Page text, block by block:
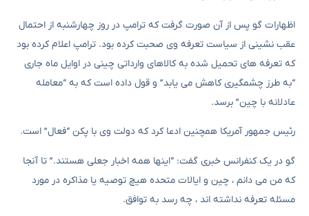
اظهارات گو پس از آن صورت گرفت که ترامپ در روز چهارشنبه از احتمال
عقب نشینی از سیاست تعرفه وی صحبت کرده بود. ترامپ اعلام کرده بود
که تعرفه های تحمیل شده به کالاهای وارداتی چینی در اوایل ماه جاری
“به طرز چشمگیری کاهش می یابد” و قول داده است که به “معامله
عادلانه با چین” برسد.
رئیس جمهور آمریکا همچنین ادعا کرد که دولت وی با پکن “فعال” است.
گو در یک کنفرانس خبری گفت: “اینها همه اخبار جعلی هستند.” تا آنجا
که من می دانم ، چین و ایالات متحده هیچ توصیه یا مذاکره در مورد
مسئله تعرفه نداشته اند ، چه رسد به توافق.